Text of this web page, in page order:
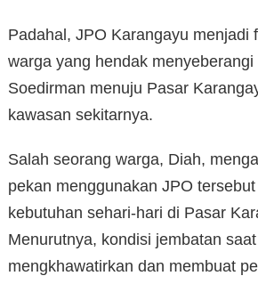
Padahal, JPO Karangayu menjadi
warga yang hendak
Soedirman menuju Pasar
kawasan sekitarnya.
Salah seorang warga, Diah,
pekan menggunakan JPO
kebutuhan sehari-hari di Pasar
Menurutnya, kondisi jembatan
mengkhawatirkan dan membuat